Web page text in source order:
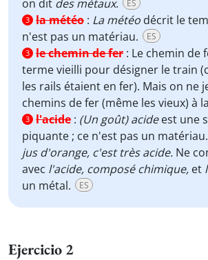
on dit des métaux. ES
3 la météo : La météo décrit le
n'est pas un matériau.
ES
3 le chemin de fer : Le chemin de
terme vieilli pour désigner le train
les rails étaient en fer). Mais on ne
chemins de fer (même les vieux) à
3 l'acide : (Un goût) acideest une
piquante ; ce n'est pas un
jus d'orange, c'est très acide. Ne
avec l'acide, composé chimique, et
un métal.
ES
Ejercicio 2